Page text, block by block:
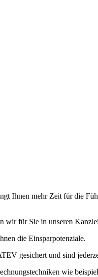
Ihnen mehr Zeit für die
wir für Sie in unseren
die Einsparpotenziale.
gesichert und sind
wie